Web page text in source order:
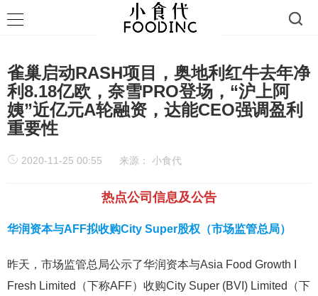
雀巢启动RASH项目，奥地利红牛去年净
利8.18亿欧，奈雪PRO登场，“沪上阿
姨”近亿元A轮融资，达能CEO强调盈利
重要性
2020-11-25 00:55 来源： 小食代
热点公司信息及公告
华润资本与AFF拟收购City Super股权（市场监管总局）
昨天，市场监管总局公示了华润资本与Asia Food Growth I
Fresh Limited（下称AFF）收购City Super (BVI) Limited（下